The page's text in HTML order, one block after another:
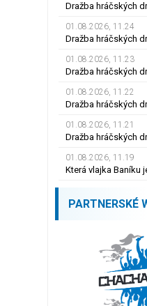
01.08.2026, 11.24
01.08.2026, 11.23
01.08.2026, 11.22
01.08.2026, 11.21
01.08.2026, 11.19
PARTNERSKÉ